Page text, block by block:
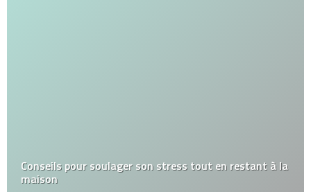
Conseils pour soulager son stress tout en restant à la
maison